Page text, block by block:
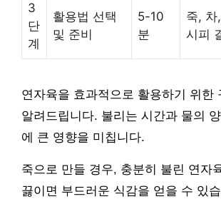
3
단
계
활용법 선택
및 준비
5-10
분
죽, 차
시피
연자육을 효과적으로 활용하기 위한
알려드립니다. 불리는 시간과 물의
에 큰 영향을 미칩니다.
죽으로 만들 경우, 충분히 불린 연자
끓이면 부드러운 식감을 얻을 수 있